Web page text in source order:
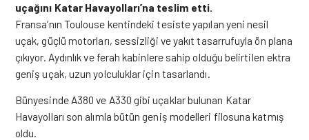
uçağını Katar Havayolları’na teslim etti.
Fransa’nın Toulouse kentindeki tesiste yapılan yeni nesil
uçak, güçlü motorları, sessizliği ve yakıt tasarrufuyla ön plana
çıkıyor. Aydınlık ve ferah kabinlere sahip olduğu belirtilen ektra
geniş uçak, uzun yolculuklar için tasarlandı.
Bünyesinde A380 ve A330 gibi uçaklar bulunan Katar
Havayolları son alımla bütün geniş modelleri filosuna katmış
oldu.